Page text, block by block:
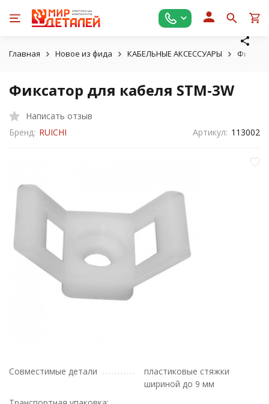
Главная Новое из фида КАБЕЛЬНЫЕ АКСЕССУАРЫ
Фиксатор для кабеля STM-3W
Написать отзыв
Бренд: RUICHI Артикул: 113002
Совместимые детали
пластиковые стяжки
шириной до 9 мм